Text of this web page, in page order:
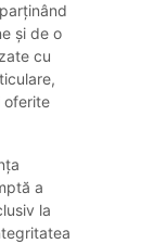
și de o
cu
oferite
a
la